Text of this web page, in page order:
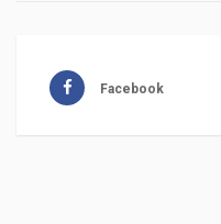
Facebook